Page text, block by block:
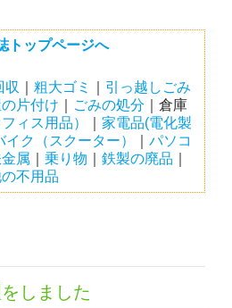
トップページへ
収 粗大ゴミ
引っ越しごみ
片付け ごみの処分 ｜倉庫
ィス用品）
家電品(電化製
イク（スクーター）
パソコ
属 乗り物 鉄製の廃品
不用品
しました